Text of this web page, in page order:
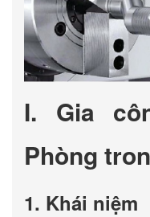
I. Gia
Phòng
1. Khái niệm